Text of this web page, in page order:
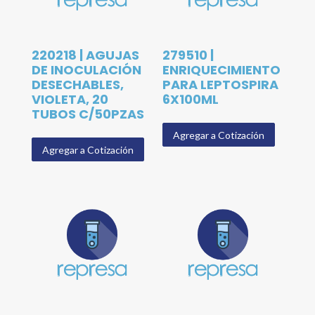
220218 | AGUJAS
DE INOCULACIÓN
DESECHABLES,
VIOLETA, 20
TUBOS C/50PZAS
Agregar a Cotización
279510 |
ENRIQUECIMIENTO
PARA LEPTOSPIRA
6X100ML
Agregar a Cotización